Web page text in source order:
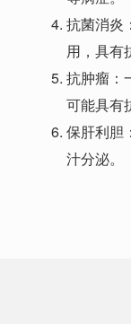
抗菌消炎
用，具有
抗肿瘤：
可能具有
保肝利胆
汁分泌。